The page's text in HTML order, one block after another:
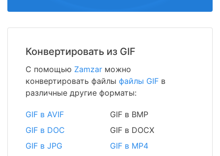
Конвертировать из GIF
С помощью Zamzar можно
конвертировать файлы файлы GIF в
различные другие форматы:
GIF в AVIF
GIF в BMP
GIF в DOC
GIF в DOCX
GIF в JPG
GIF в MP4